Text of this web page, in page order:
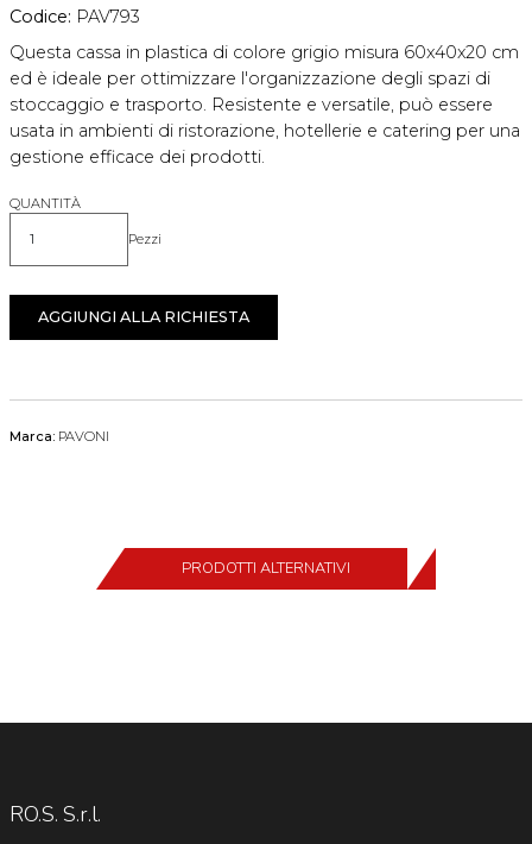
Codice: PAV793
Questa cassa in plastica di colore grigio misura 60x40x20 cm
ed è ideale per ottimizzare l'organizzazione degli spazi di
stoccaggio e trasporto. Resistente e versatile, può essere
usata in ambienti di ristorazione, hotellerie e catering per una
gestione efficace dei prodotti.
QUANTITÀ
Quantità Pezzi
AGGIUNGI ALLA RICHIESTA
Marca: PAVONI
PRODOTTI ALTERNATIVI
RO.S. S.r.l.